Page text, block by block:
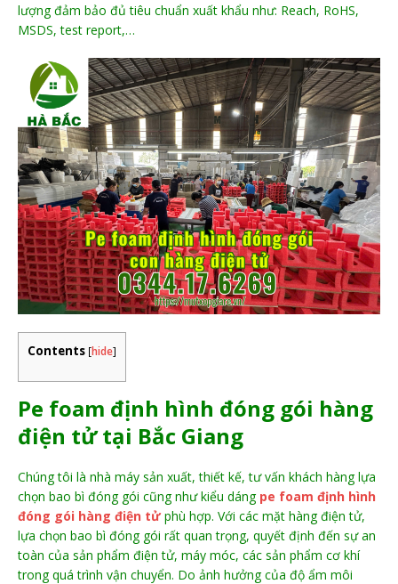
lượng đảm bảo đủ tiêu chuẩn xuất khẩu như: Reach, RoHS,
MSDS, test report,…
Contents [hide]
Pe foam định hình đóng gói hàng
điện tử tại Bắc Giang
Chúng tôi là nhà máy sản xuất, thiết kế, tư vấn khách hàng lựa
chọn bao bì đóng gói cũng như kiểu dáng pe foam định hình
đóng gói hàng điện tửphù hợp. Với các mặt hàng điện tử,
lựa chọn bao bì đóng gói rất quan trọng, quyết định đến sự an
toàn của sản phẩm điện tử, máy móc, các sản phẩm cơ khí
trong quá trình vận chuyển. Do ảnh hưởng của độ ẩm môi